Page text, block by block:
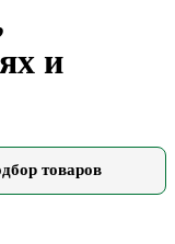
и
товаров